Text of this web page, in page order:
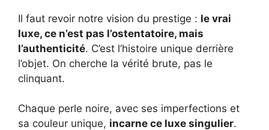
Il faut revoir notre vision du prestige : le vrai
luxe, ce n’est pas l’ostentatoire, mais
l’authenticité. C’est l’histoire unique derrière
l’objet. On cherche la vérité brute, pas le
clinquant.
Chaque perle noire, avec ses imperfections et
sa couleur unique, incarne ce luxe singulier.